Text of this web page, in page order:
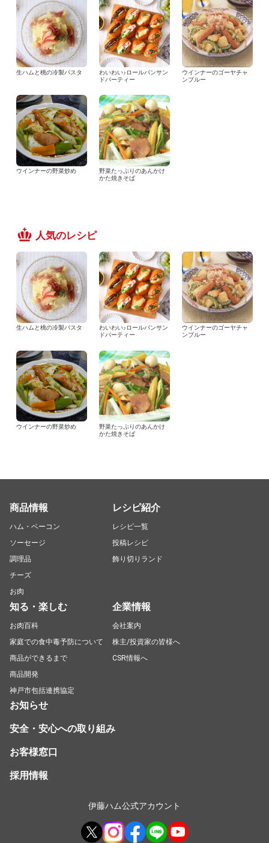
生ハムと桃の冷製パスタ
わいわい♪ロールパンサン
ドパーティー
ウインナーのゴーヤチャ
ンプルー
ウインナーの野菜炒め
野菜たっぷりのあんかけ
かた焼きそば
人気のレシピ
生ハムと桃の冷製パスタ
わいわい♪ロールパンサン
ドパーティー
ウインナーのゴーヤチャ
ンプルー
ウインナーの野菜炒め
野菜たっぷりのあんかけ
かた焼きそば
商品情報
ハム・ベーコン
ソーセージ
調理品
チーズ
お肉
レシピ紹介
レシピ一覧
投稿レシピ
飾り切りランド
知る・楽しむ
お肉百科
家庭での食中毒予防について
商品ができるまで
商品開発
神戸市包括連携協定
企業情報
会社案内
株主/投資家の皆様へ
CSR情報へ
お知らせ
安全・安心への取り組み
お客様窓口
採用情報
伊藤ハム公式アカウント